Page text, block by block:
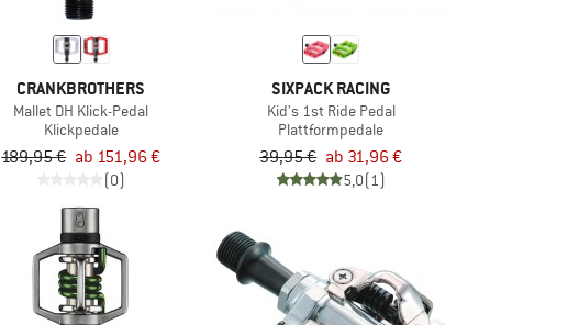
CRANKBROTHERS
Mallet DH Klick-Pedal
Klickpedale
189,95 € ab 151,96 €
(0)
SIXPACK RACING
Kid's 1st Ride Pedal
Plattformpedale
39,95 € ab 31,96 €
5,0(1)